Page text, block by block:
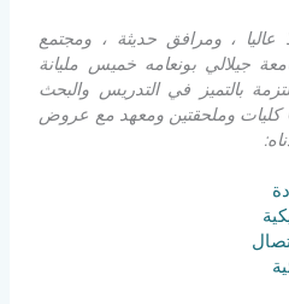
عاليا ، ومرافق حديثة ، ومجتمع
جيلالي بونعامه خميس مليانة
بالتميز في التدريس والبحث
وخدمة المجتمع. وهي تضم 09 كليات وملحقتين ومعهد مع عروض